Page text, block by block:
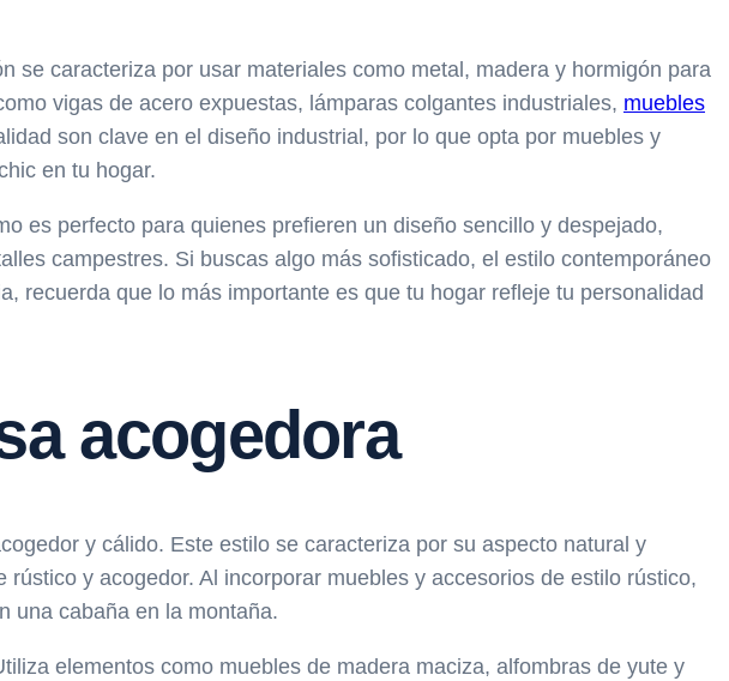
se caracteriza por usar materiales como metal, madera y hormigón para
vigas de acero expuestas, lámparas colgantes industriales, muebles
son clave en el diseño industrial, por lo que opta por muebles y
en tu hogar.
es perfecto para quienes prefieren un diseño sencillo y despejado,
campestres. Si buscas algo más sofisticado, el estilo contemporáneo
recuerda que lo más importante es que tu hogar refleje tu personalidad
acogedora
y cálido. Este estilo se caracteriza por su aspecto natural y
y acogedor. Al incorporar muebles y accesorios de estilo rústico,
una cabaña en la montaña.
elementos como muebles de madera maciza, alfombras de yute y